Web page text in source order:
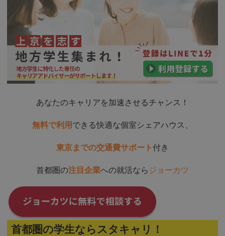
あなたのキャリアを加速させるチャンス！
無料で利用 できる快適な個室シェアハウス、
東京までの交通費サポート付き
首都圏の注目企業への就活なら ジョーカツ
首都圏の学生ならスタキャリ！